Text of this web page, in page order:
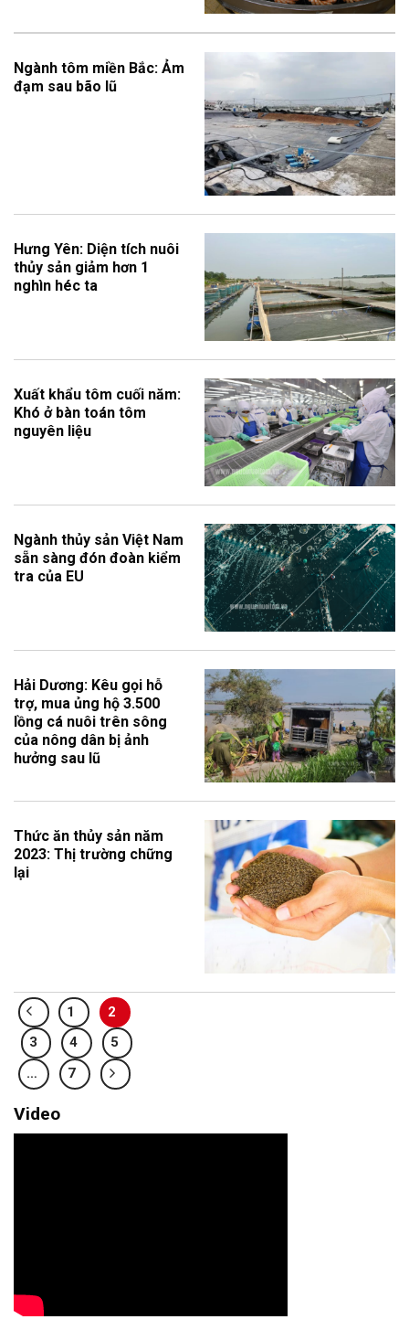
Ngành tôm miền Bắc: Ảm
đạm sau bão lũ
Hưng Yên: Diện tích nuôi
thủy sản giảm hơn 1
nghìn héc ta
Xuất khẩu tôm cuối năm:
Khó ở bàn toán tôm
nguyên liệu
Ngành thủy sản Việt Nam
sẵn sàng đón đoàn kiểm
tra của EU
Hải Dương: Kêu gọi hỗ
trợ, mua ủng hộ 3.500
lồng cá nuôi trên sông
của nông dân bị ảnh
hưởng sau lũ
Thức ăn thủy sản năm
2023: Thị trường chững
lại
1
2
3
4
5
…
7
Video